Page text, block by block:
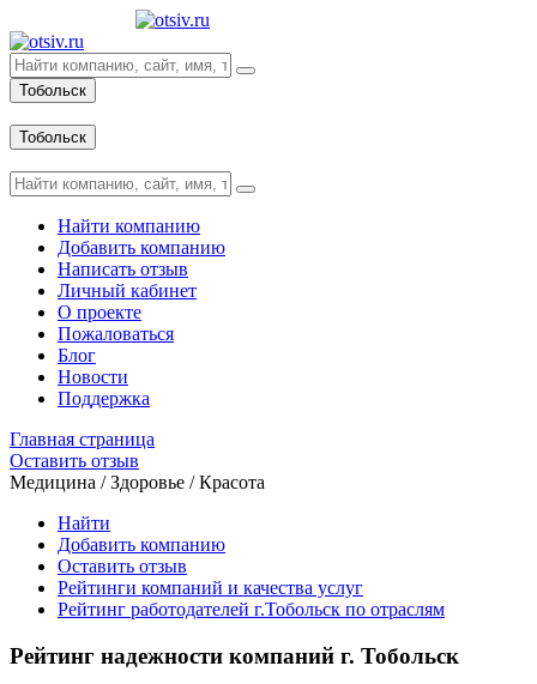
Тобольск
Тобольск
Найти компанию
Добавить компанию
Написать отзыв
Личный кабинет
О проекте
Пожаловаться
Блог
Новости
Поддержка
Главная страница
Оставить отзыв
Медицина / Здоровье / Красота
Найти
Добавить компанию
Оставить отзыв
Рейтинги компаний и качества услуг
Рейтинг работодателей г.Тобольск по отраслям
Рейтинг надежности компаний г. Тобольск